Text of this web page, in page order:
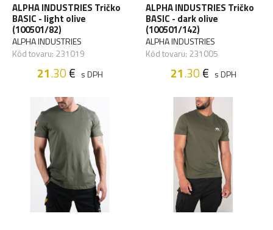
ALPHA INDUSTRIES Tričko
BASIC - light olive
(100501/82)
ALPHA INDUSTRIES
Kód tovaru: 231019
21.30€ s DPH
ALPHA INDUSTRIES Tričko
BASIC - dark olive
(100501/142)
ALPHA INDUSTRIES
Kód tovaru: 231005
21.30€ s DPH